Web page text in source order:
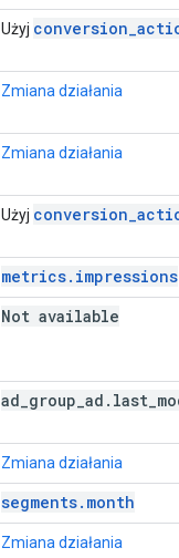
Użyj
Zmiana działania
Zmiana działania
Użyj
metrics.impressions
Not available
ad group ad . last
Zmiana działania
segments.month
Zmiana działania